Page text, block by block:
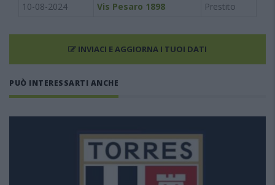
10-08-2024
Vis Pesaro 1898 Prestito
INVIACI E AGGIORNA I TUOI DATI
PUÒ INTERESSARTI ANCHE